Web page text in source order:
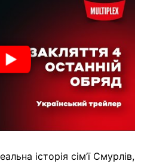
історія сім’ї Смурлів,